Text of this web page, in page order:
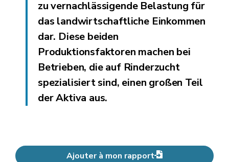
zu vernachlässigende Belastung für
das landwirtschaftliche Einkommen
dar. Diese beiden
Produktionsfaktoren machen bei
Betrieben, die auf Rinderzucht
spezialisiert sind, einen großen Teil
der Aktiva aus.
Ajouter à mon rapport